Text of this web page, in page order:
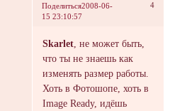
Поделиться 4
2008-06-
15 23:10:57
Skarlet , не может быть,
что ты не знаешь как
изменять размер работы.
Хоть в Фотошопе, хоть в
Image Ready, идёшь